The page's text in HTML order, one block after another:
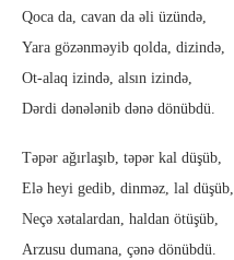
Qoca da, cavan da əli üzündə,
Yara gözənməyib qolda, dizində,
Ot-alaq izində, alsın izində,
Dərdi dənələnib dənə dönübdü.
Təpər ağırlaşıb, təpər kal düşüb,
Elə heyi gedib, dinməz, lal düşüb,
Neçə xətalardan, haldan ötüşüb,
Arzusu dumana, çənə dönübdü.